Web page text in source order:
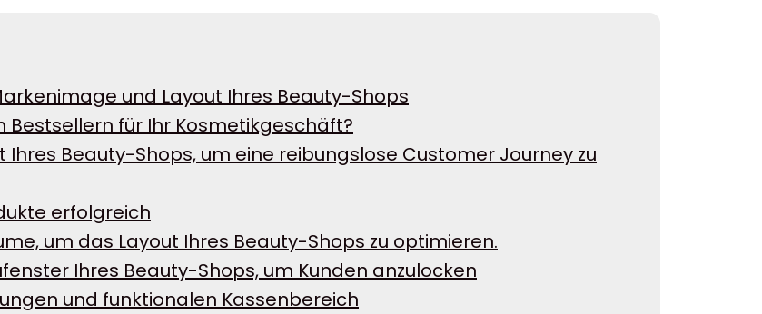
und Layout Ihres Beauty-Shops
für Ihr Kosmetikgeschäft?
Ihres Beauty-Shops, um eine reibungslose Customer Journey zu
erfolgreich
um das Layout Ihres Beauty-Shops zu optimieren.
Ihres Beauty-Shops, um Kunden anzulocken
und funktionalen Kassenbereich